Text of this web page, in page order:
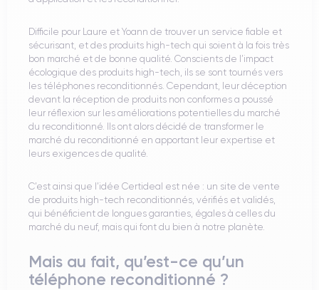
Difficile pour Laure et Yoann de trouver un service fiable et
sécurisant, et des produits high-tech qui soient à la fois très
bon marché et de bonne qualité. Conscients de l’impact
écologique des produits high-tech, ils se sont tournés vers
les téléphones reconditionnés. Cependant, leur déception
devant la réception de produits non conformes a poussé
leur réflexion sur les améliorations potentielles du marché
du reconditionné. Ils ont alors décidé de transformer le
marché du reconditionné en apportant leur expertise et
leurs exigences de qualité.
C’est ainsi que l’idée Certideal est née : un site de vente
de produits high-tech reconditionnés, vérifiés et validés,
qui bénéficient de longues garanties, égales à celles du
marché du neuf, mais qui font du bien à notre planète.
Mais au fait, qu’est-ce qu’un
téléphone reconditionné ?